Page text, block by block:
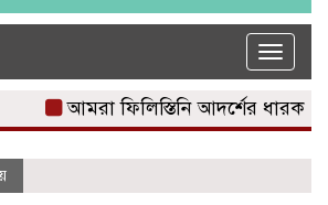
Toggle
আমরা ফিলিস্তিনি আদর্শের ধারক: